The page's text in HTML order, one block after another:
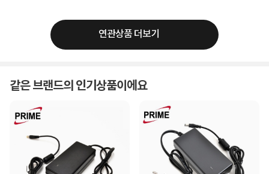
위 경우 제품의 특성상 박스 개봉 후 반품이 불가합니다.
구매 후 초기(14일) 안에 불량이 발생 되실 경우 제조사측 서비스 센터에 "불량 판정
서"가 첨부된 경우에만 반품 및 교환이 가능하시니 주의 하시기 바랍니다.
연관상품 더보기
같은 브랜드의 인기상품이에요